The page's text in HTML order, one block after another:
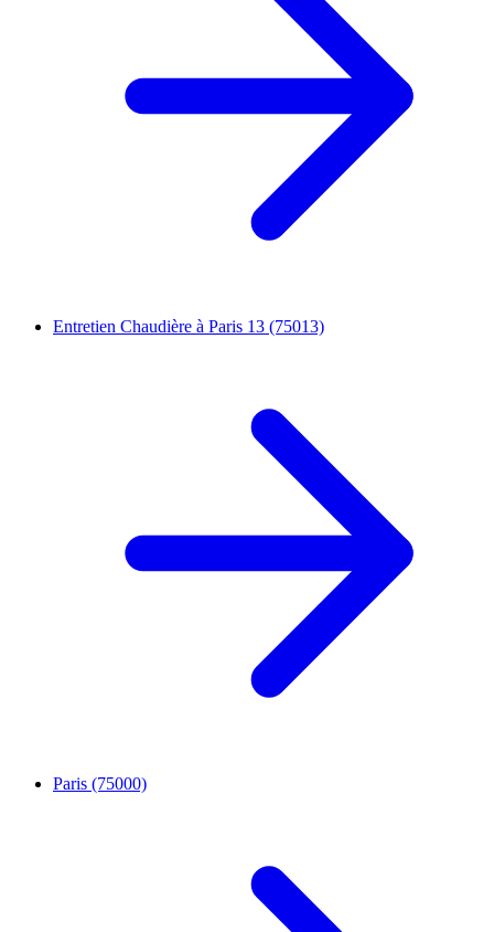
Entretien Chaudière à Paris 13 (75013)
Paris (75000)